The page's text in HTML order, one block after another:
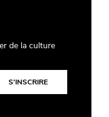
de la culture